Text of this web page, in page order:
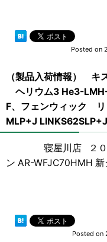
Posted on
（製品入荷情報）
ヘリウム3 He3-
F、フェンウィック
MLP+J
寝屋川店 ２０１9
ン AR-WFJC70HMH
Posted on